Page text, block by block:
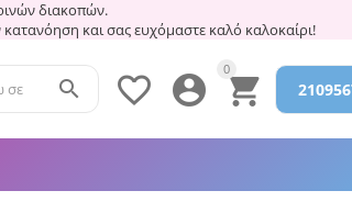
διακοπών.
και σας ευχόμαστε καλό καλοκαίρι!
0



